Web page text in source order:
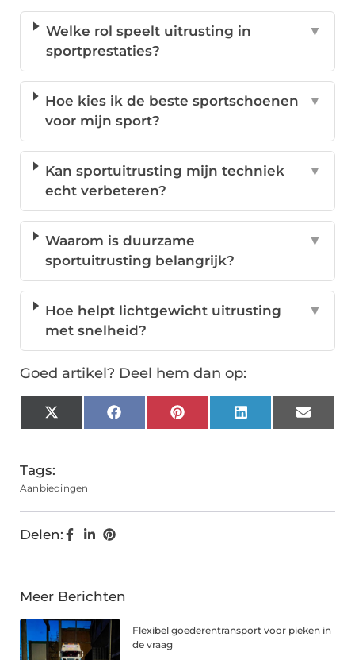
Welke rol speelt uitrusting in
sportprestaties?
▼
Hoe kies ik de beste sportschoenen
voor mijn sport?
▼
Kan sportuitrusting mijn techniek
echt verbeteren?
▼
Waarom is duurzame
sportuitrusting belangrijk?
▼
Hoe helpt lichtgewicht uitrusting
met snelheid?
▼
Goed artikel? Deel hem dan op:
X
(Twitter)
FacebookPinterestLinkedInEmail
Tags:
Aanbiedingen
Delen:
Meer Berichten
Flexibel goederentransport voor pieken in
de vraag